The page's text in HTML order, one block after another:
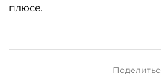
плюсе.